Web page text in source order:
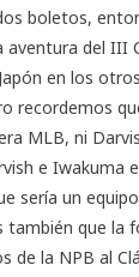
boletos,
aventura del III
en los
recordemos
MLB, ni
e Iwakuma
sería un
también que la
de la NPB al